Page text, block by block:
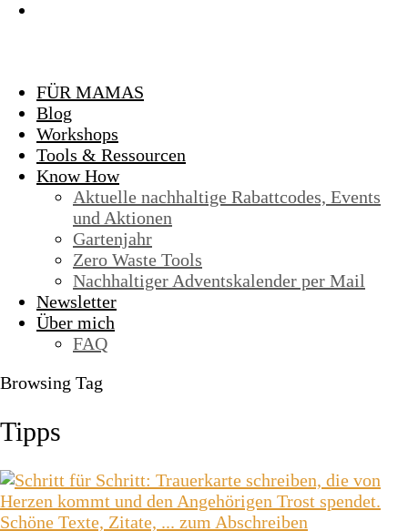
FÜR MAMAS
Blog
Workshops
Tools & Ressourcen
Know How
Aktuelle nachhaltige Rabattcodes, Events
und Aktionen
Gartenjahr
Zero Waste Tools
Nachhaltiger Adventskalender per Mail
Newsletter
Über mich
FAQ
Browsing Tag
Tipps